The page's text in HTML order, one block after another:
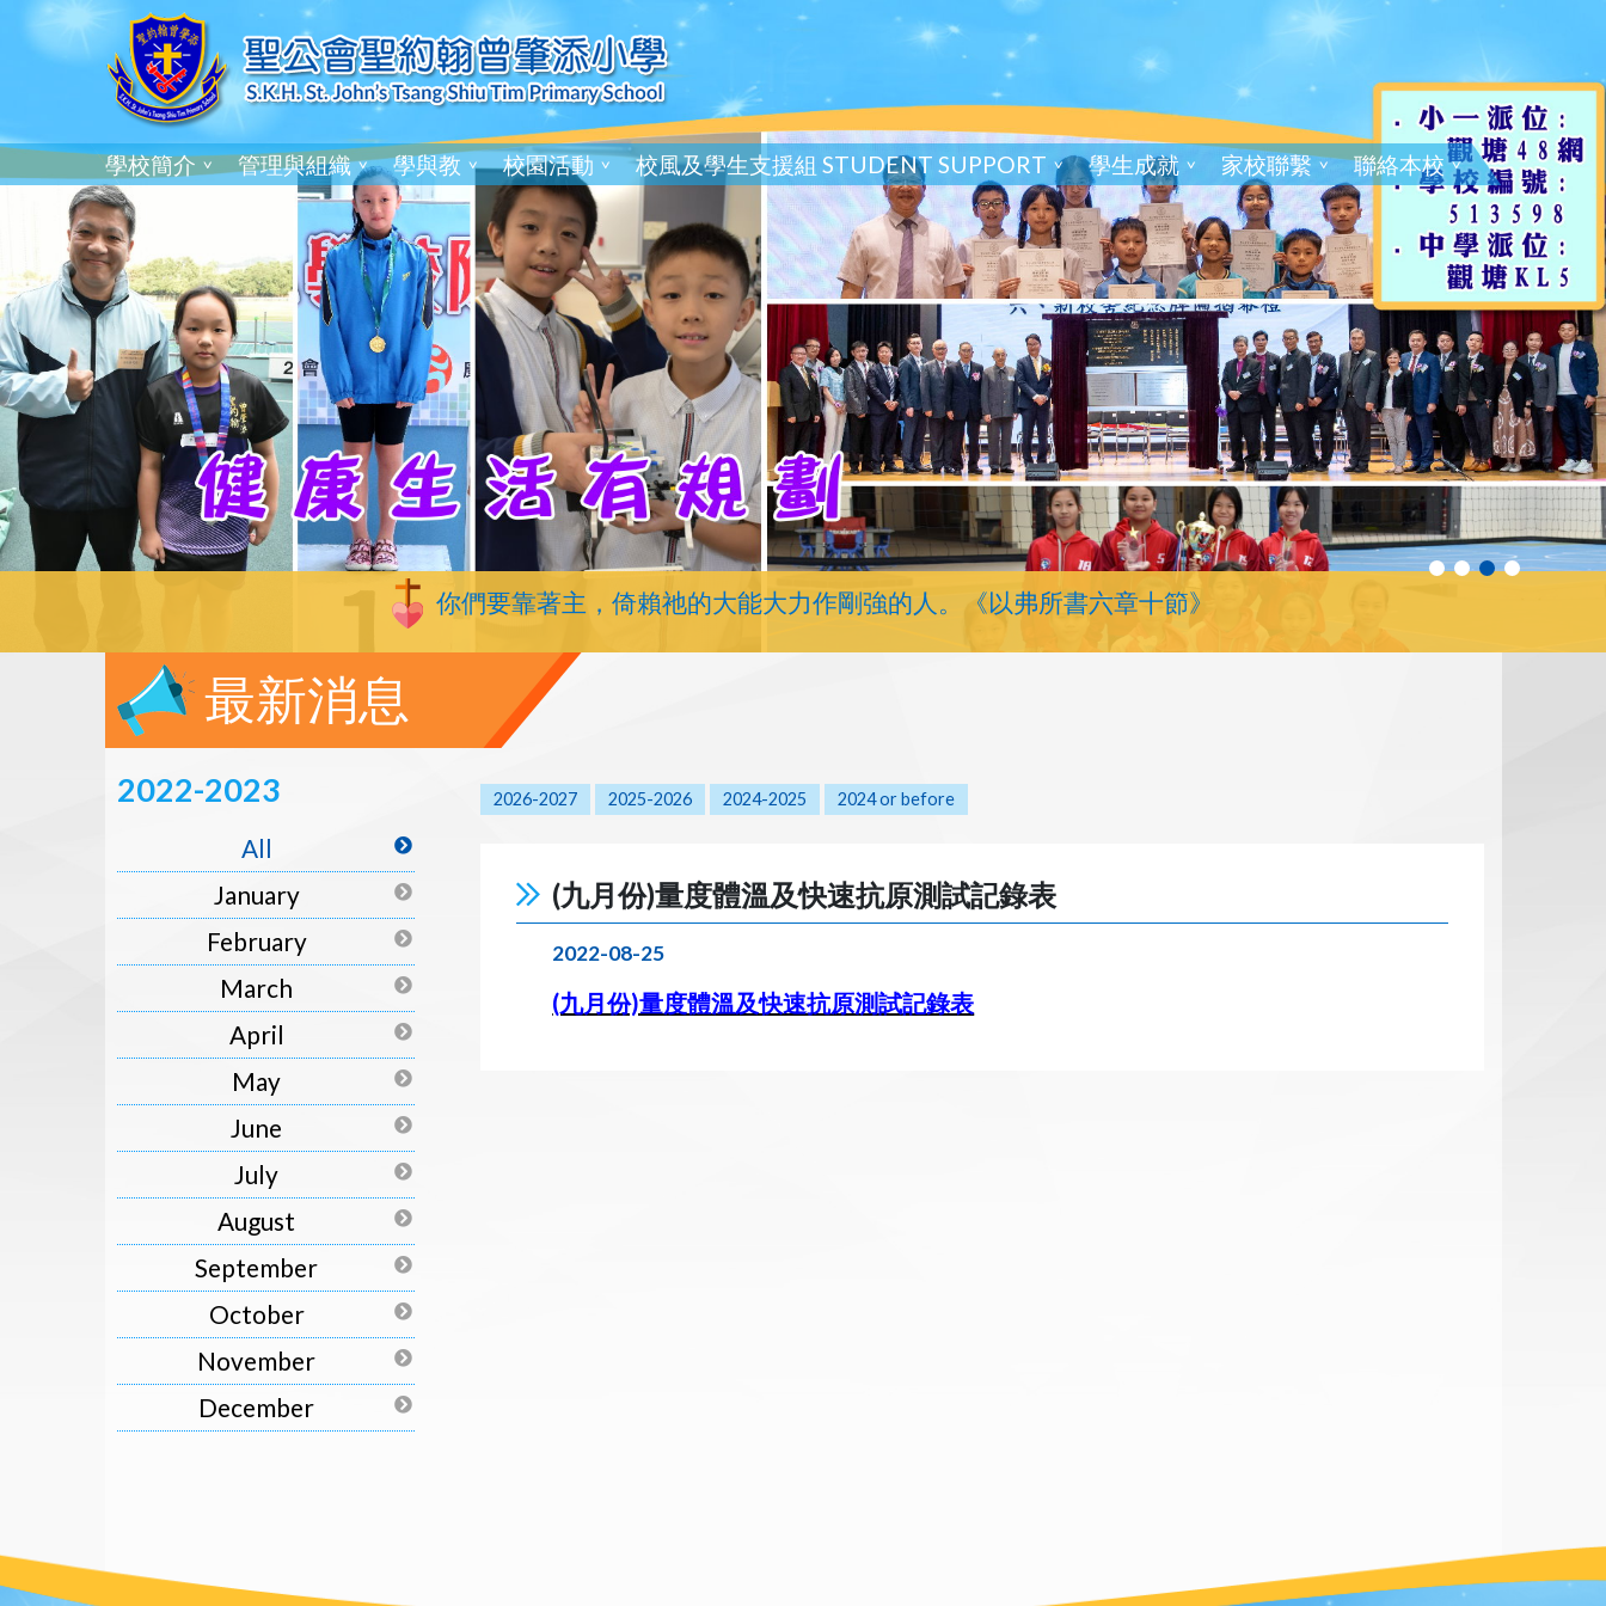
學校簡介 管理與組織 學與教 校園活動 校風及學生支援組 STUDENT SUPPORT 學生成就 家校聯繫 聯絡本校
你們要靠著主，倚賴祂的大能大力作剛強的人。《以弗所書六章十節》
最新消息
2022-2023
All
January
February
March
April
May
June
July
August
September
October
November
December
2026-2027 2025-2026 2024-2025 2024 or before
(九月份)量度體溫及快速抗原測試記錄表
2022-08-25
(九月份)量度體溫及快速抗原測試記錄表